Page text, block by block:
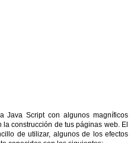
Java Script con algunos magníficos
construcción de tus páginas web. El
de utilizar, algunos de los efectos